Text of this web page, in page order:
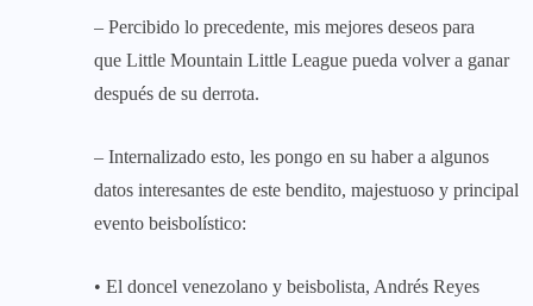
– Percibido lo precedente, mis mejores deseos para
que Little Mountain Little League pueda volver a ganar
después de su derrota.
– Internalizado esto, les pongo en su haber a algunos
datos interesantes de este bendito, majestuoso y principal
evento beisbolístico:
• El doncel venezolano y beisbolista, Andrés Reyes